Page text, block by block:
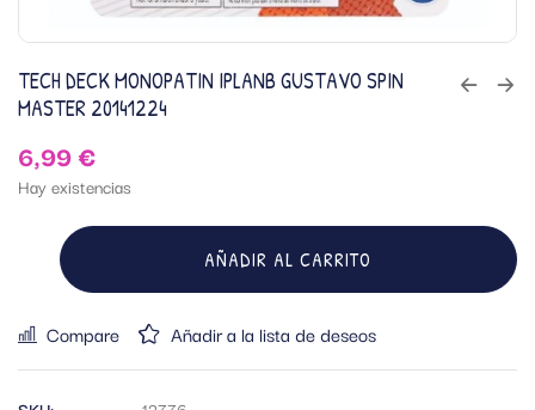
TECH DECK MONOPATIN IPLANB GUSTAVO SPIN
MASTER 20141224
6,99€
Hay existencias
AÑADIR AL CARRITO
Compare Añadir a la lista de deseos